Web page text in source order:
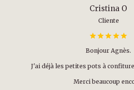
Cristina O
Cliente
Bonjour Agnès.
J'ai déjà les petites pots à
Merci beaucoup